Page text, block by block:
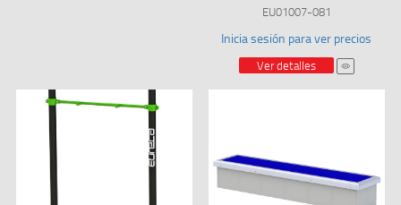
EU01007-081
Inicia sesión para ver precios
Ver detalles